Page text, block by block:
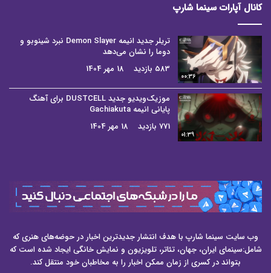
کانال آپارات سینما شارپ
00:36
تریلر جدید انیمه Demon Slayer نبرد شینوبو و
دوما را نشان می‌دهد
583 بازدید
18 مهر 1404
01:39
موزیک‌ویدیو جدید DUSTCELL برای آهنگ
پایانی انیمه Gachiakuta
771 بازدید
18 مهر 1404
وب سایت سینما شارپ با هدف انتشار جدیدترین اخبار در حوضه‌های هنری که
شامل:سینمای ایران، جهان، تئاتر، تلویزیون و نمایش خانگی ایجاد شده است که
بتواند در کسری از زمان ممکن اخبار را به مخاطبان خود منتقل کند.